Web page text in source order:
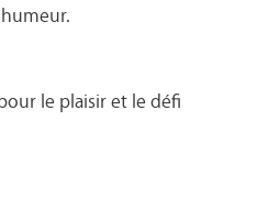
le plaisir et le défi